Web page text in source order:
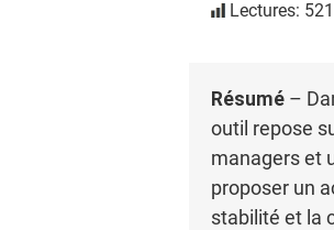
Lectures: 521
Résumé –
outil repose
managers et
proposer un
stabilité et la